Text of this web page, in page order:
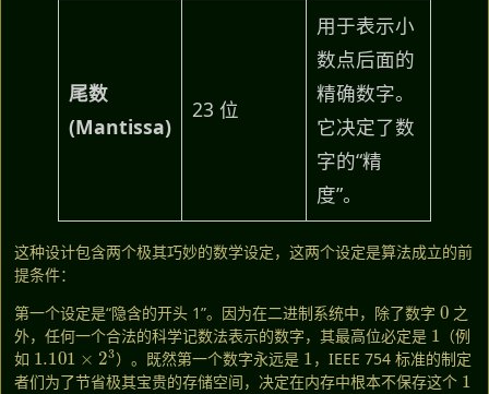
尾数
(Mantissa)
23 位
用于表示小
数点后面的
精确数字。
它决定了数
字的“精
度”。
这种设计包含两个极其巧妙的数学设定，这两个设定是算法成立的前
提条件：
第一个设定是“隐含的开头 1”。因为在二进制系统中，除了数字
0
之
外，任何一个合法的科学记数法表示的数字，其最高位必定是
1
（例
如
1.101× 23
）。既然第一个数字永远是
1
，IEEE 754 标准的制定
者们为了节省极其宝贵的存储空间，决定在内存中根本不保存这个
1